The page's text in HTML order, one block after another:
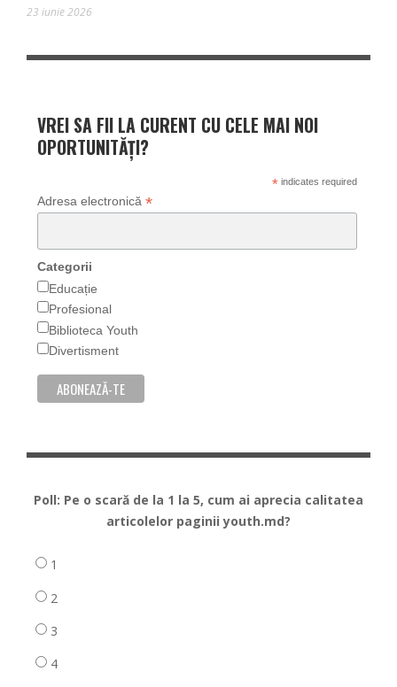
23 iunie 2026
VREI SA FII LA CURENT CU CELE MAI NOI
OPORTUNITĂȚI?
*indicates required
Adresa electronică *
Categorii
Educație
Profesional
Biblioteca Youth
Divertisment
Poll: Pe o scară de la 1 la 5, cum ai aprecia calitatea
articolelor paginii youth.md?
1
2
3
4